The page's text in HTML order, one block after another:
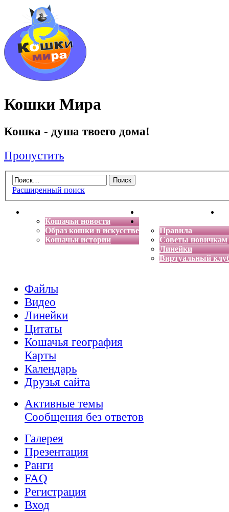
Кошки Мира
Кошка - душа твоего дома!
Пропустить
Расширенный поиск
Кошачьи новости
Образ кошки в искусстве
Кошачьи истории
Энциклопедия кошек
Правила
Советы новичкам
Линейки
Виртуальный
Файлы
Видео
Линейки
Цитаты
Кошачья география
Карты
Календарь
Друзья сайта
Активные темы
Сообщения без ответов
Галерея
Презентация
Ранги
FAQ
Регистрация
Вход